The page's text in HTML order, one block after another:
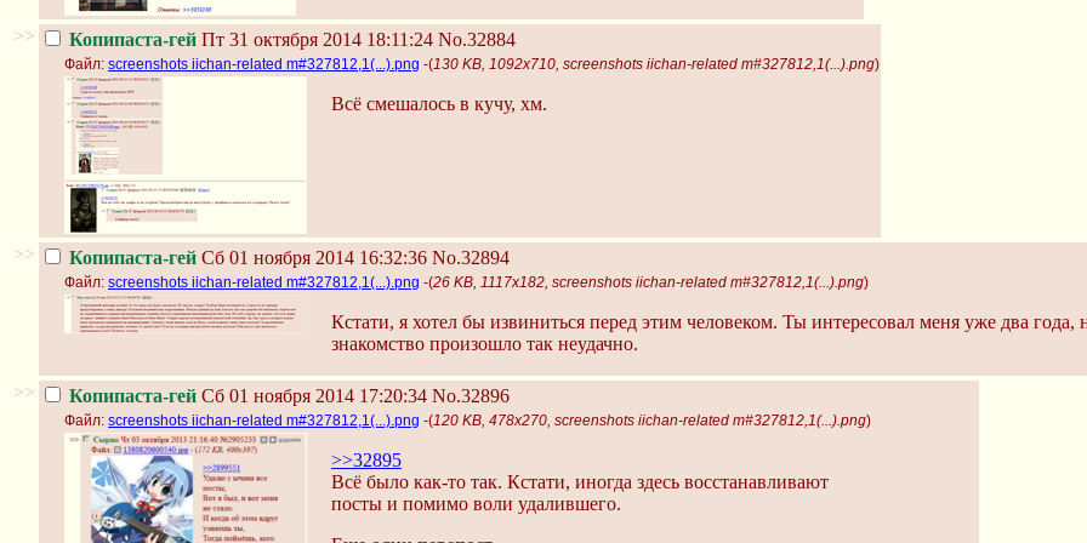
>> Копипаста-гей Пт 31 октября 2014 18:11:24 No.32884
Файл: screenshots iichan-related m#327812,1(...).png -(130 KB, 1092x710, screenshots iichan-related m#327812,1(...).png)
Всё смешалось в кучу, хм.
>> Копипаста-гей Сб 01 ноября 2014 16:32:36 No.32894
Файл: screenshots iichan-related m#327812,1(...).png -(26 KB, 1117x182, screenshots iichan-related m#327812,1(...).png)
Кстати, я хотел бы извиниться перед этим человеком. Ты интересовал меня уже два года,
знакомство произошло так неудачно.
>> Копипаста-гей Сб 01 ноября 2014 17:20:34 No.32896
Файл: screenshots iichan-related m#327812,1(...).png -(120 KB, 478x270, screenshots iichan-related m#327812,1(...).png)
>>32895
Всё было как-то так. Кстати, иногда здесь восстанавливают
посты и помимо воли удалившего.